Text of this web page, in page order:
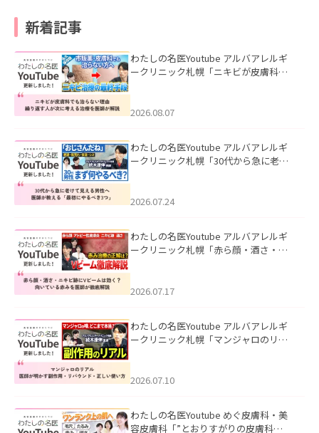
新着記事
わたしの名医Youtube アルバアレルギ
ークリニック札幌「ニキビが皮膚科で
ました。
2026.08.07
わたしの名医Youtube アルバアレルギ
ークリニック札幌「30代から急に老け
た。
2026.07.24
わたしの名医Youtube アルバアレルギ
ークリニック札幌「赤ら顔・酒さ・ニ
した。
2026.07.17
わたしの名医Youtube アルバアレルギ
ークリニック札幌「マンジャロのリア
た。
2026.07.10
わたしの名医Youtube めぐ皮膚科・美
容皮膚科「”とおりすがりの皮膚科